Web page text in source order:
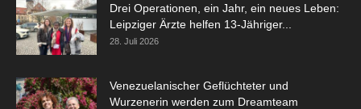
Drei Operationen, ein Jahr, ein neues Leben:
Leipziger Ärzte helfen 13-Jähriger...
28. Juli 2026
Venezuelanischer Geflüchteter und
Wurzenerin werden zum Dreamteam